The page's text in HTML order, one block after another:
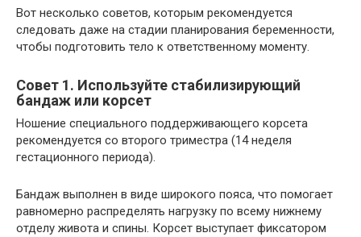
Вот несколько советов, которым рекомендуется
следовать даже на стадии планирования беременности,
чтобы подготовить тело к ответственному моменту.
Совет 1. Используйте стабилизирующий
бандаж или корсет
Ношение специального поддерживающего корсета
рекомендуется со второго триместра (14 неделя
гестационного периода).
Бандаж выполнен в виде широкого пояса, что помогает
равномерно распределять нагрузку по всему нижнему
отделу живота и спины. Корсет выступает фиксатором